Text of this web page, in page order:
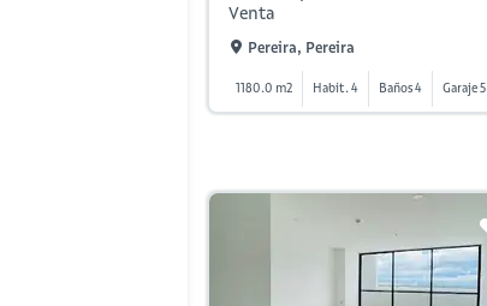
Venta
Pereira, Pereira
1180.0 m2 Habit. 4 Baños 4 Garaje 5